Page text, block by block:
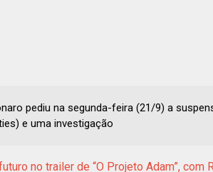
pediu na segunda-feira (21/9) a
e uma investigação
no trailer de “O Projeto Adam”, com